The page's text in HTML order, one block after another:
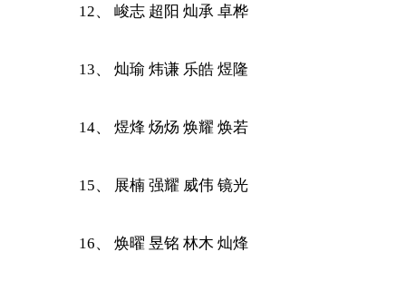
12、 峻志 超阳 灿承 卓桦
13、 灿瑜 炜谦 乐皓 煜隆
14、 煜烽 炀炀 焕耀 焕若
15、 展楠 强耀 威伟 镜光
16、 焕曜 昱铭 林木 灿烽